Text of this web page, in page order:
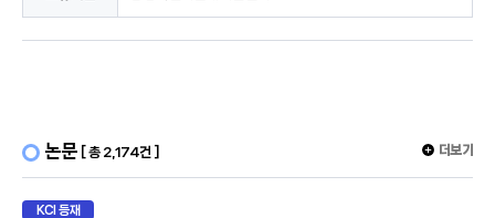
논문 [ 총 2,174건 ] 더보기
KCI 등재